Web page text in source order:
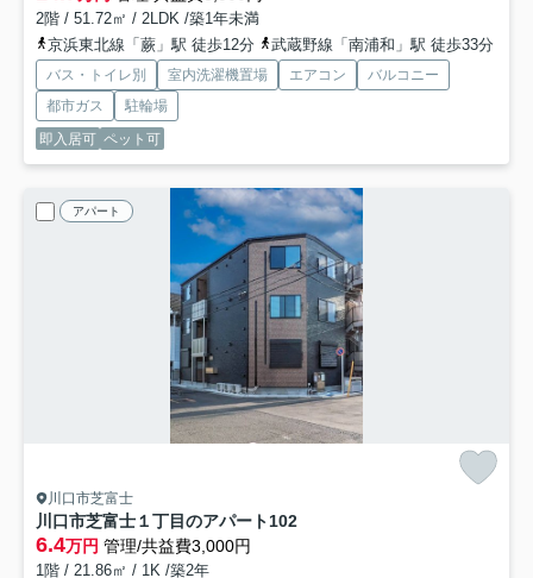
2階 / 51.72㎡ / 2LDK /築1年未満
京浜東北線「蕨」駅 徒歩12分
武蔵野線「南浦和」駅 徒歩33分
バス・トイレ別 室内洗濯機置場 エアコン
バルコニー
都市ガス
駐輪場
即入居可 ペット可
アパート
川口市芝富士
川口市芝富士１丁目のアパート102
6.4万円 管理/共益費3,000円
1階 / 21.86㎡ / 1K /築2年